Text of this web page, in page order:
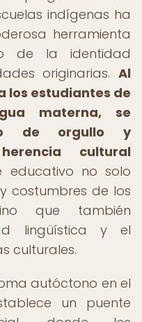
indígenas ha
herramienta
de la identidad
originarias. Al
los estudiantes de
materna, se
de orgullo y
cultural
educativo no solo
costumbres de los
que también
lingüística y el
culturales.
autóctono en el
un puente